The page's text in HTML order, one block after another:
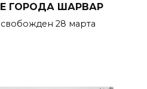
ГОРОДА ШАРВАР
28 марта